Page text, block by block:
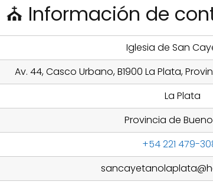
⛪ Información de
Iglesia de San
Av. 44, Casco Urbano, B1900 La Plata,
La Plata
Provincia de
+54 221 479-